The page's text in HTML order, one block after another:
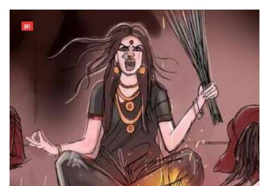
ज्ञान